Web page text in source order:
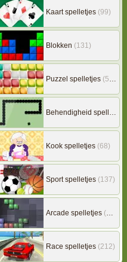
Kaart spelletjes (99)
Blokken (131)
Puzzel spelletjes (507)
Behendigheid spelletjes
Kook spelletjes (68)
Sport spelletjes (137)
(7) Arcade spelletjes (306)
Race spelletjes (212)